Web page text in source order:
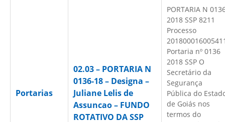
Portarias
02.03 – PORTARIA N
0136-18 – Designa –
Juliane Lelis de
Assuncao – FUNDO
ROTATIVO DA SSP
PORTARIA N
2018 SSP 8211
Processo
Portaria nº 0136
2018 SSP O
Secretário da
Segurança
Pública do
de Goiás nos
termos do